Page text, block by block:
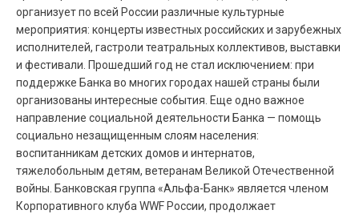
организует по всей России различные культурные
мероприятия: концерты известных российских и зарубежных
исполнителей, гастроли театральных коллективов, выставки
и фестивали. Прошедший год не стал исключением: при
поддержке Банка во многих городах нашей страны были
организованы интересные события. Еще одно важное
направление социальной деятельности Банка — помощь
социально незащищенным слоям населения:
воспитанникам детских домов и интернатов,
тяжелобольным детям, ветеранам Великой Отечественной
войны. Банковская группа «Альфа-Банк» является членом
Корпоративного клуба WWF России, продолжает